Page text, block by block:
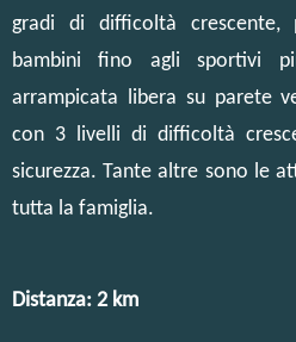
gradi di difficoltà
bambini fino agli sportivi
arrampicata libera su parete
con 3 livelli di difficoltà
sicurezza. Tante altre sono le
tutta la famiglia.
Distanza: 2 km